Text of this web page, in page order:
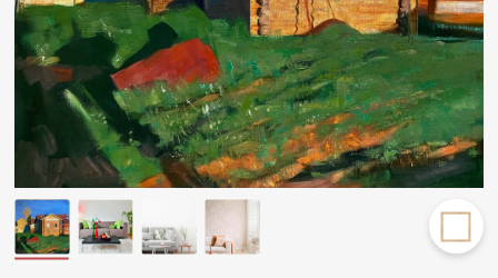
События Контакты
Другие проекты
Rakov
baget
Rakov
special